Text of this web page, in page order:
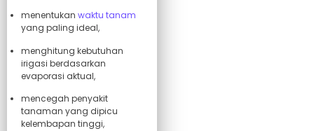
menentukan waktu tanam
yang paling ideal,
menghitung kebutuhan
irigasi berdasarkan
evaporasi aktual,
mencegah penyakit
tanaman yang dipicu
kelembapan tinggi,